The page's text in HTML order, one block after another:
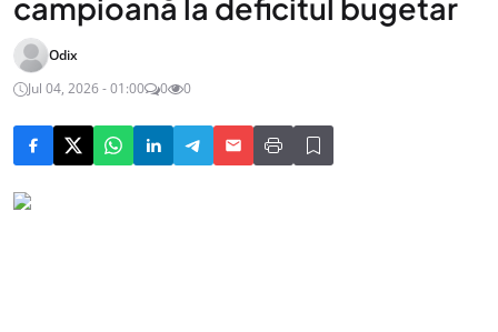
campioană la deficitul bugetar
Odix
Jul 04, 2026 - 01:00
0 0